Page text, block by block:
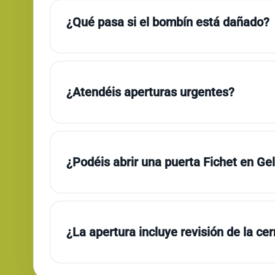
¿Qué pasa si el bombín está dañado?
¿Atendéis aperturas urgentes?
¿Podéis abrir una puerta Fichet en
¿La apertura incluye revisión de la